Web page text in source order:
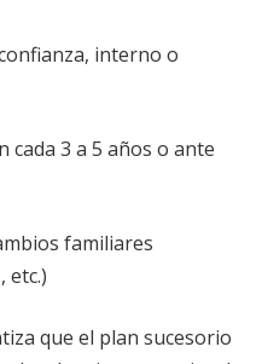
interno o
cada 3 a 5 años o ante
familiares
etc.)
que el plan sucesorio